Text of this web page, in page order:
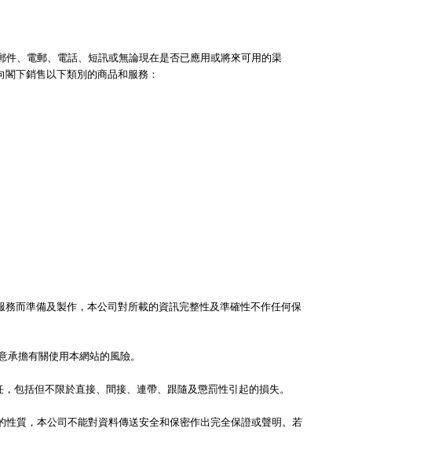
、電郵、電話、短訊或無論現在是否已應用或將來可用的渠
下銷售以下類別的商品和服務：
而準備及製作，本公司對所載的資訊完整性及準確性不作任何保
擔有關使用本網站的風險。
包括但不限於直接、間接、連帶、跟隨及懲罰性引起的損失。
質，本公司不能對資料傳送安全和保密作出完全保證或聲明。若